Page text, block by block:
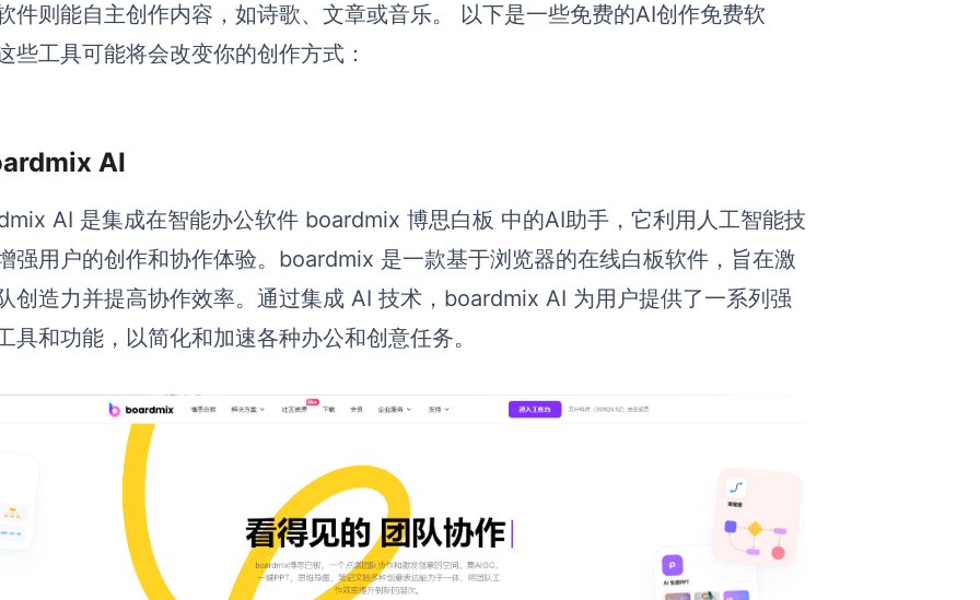
件则能自主创作内容，如诗歌、文章或音乐。 以下是一些免费的AI创作免费软
些工具可能将会改变你的创作方式：
AI
AI 是集成在智能办公软件 boardmix 博思白板 中的AI助手，它利用人工智能技
强用户的创作和协作体验。boardmix 是一款基于浏览器的在线白板软件，旨在激
创造力并提高协作效率。通过集成 AI 技术，boardmix AI 为用户提供了一系列强
具和功能，以简化和加速各种办公和创意任务。